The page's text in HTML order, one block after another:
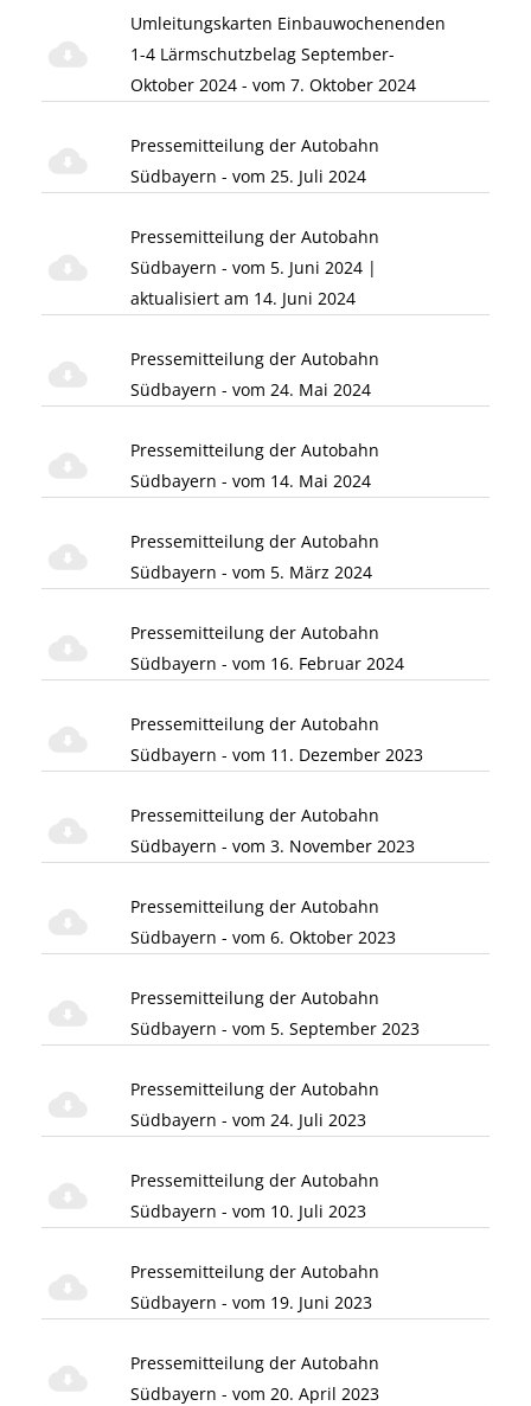
Umleitungskarten Einbauwochenenden
1-4 Lärmschutzbelag September-
Oktober 2024 - vom 7. Oktober 2024
Pressemitteilung der Autobahn
Südbayern - vom 25. Juli 2024
Pressemitteilung der Autobahn
Südbayern - vom 5. Juni 2024 |
aktualisiert am 14. Juni 2024
Pressemitteilung der Autobahn
Südbayern - vom 24. Mai 2024
Pressemitteilung der Autobahn
Südbayern - vom 14. Mai 2024
Pressemitteilung der Autobahn
Südbayern - vom 5. März 2024
Pressemitteilung der Autobahn
Südbayern - vom 16. Februar 2024
Pressemitteilung der Autobahn
Südbayern - vom 11. Dezember 2023
Pressemitteilung der Autobahn
Südbayern - vom 3. November 2023
Pressemitteilung der Autobahn
Südbayern - vom 6. Oktober 2023
Pressemitteilung der Autobahn
Südbayern - vom 5. September 2023
Pressemitteilung der Autobahn
Südbayern - vom 24. Juli 2023
Pressemitteilung der Autobahn
Südbayern - vom 10. Juli 2023
Pressemitteilung der Autobahn
Südbayern - vom 19. Juni 2023
Pressemitteilung der Autobahn
Südbayern - vom 20. April 2023